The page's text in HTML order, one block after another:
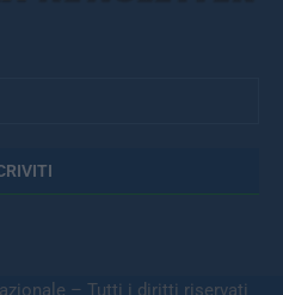
– Tutti i diritti riservati